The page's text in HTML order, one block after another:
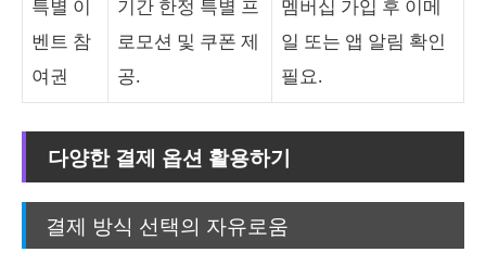
특별 이
벤트 참
여권
기간 한정 특별 프
로모션 및 쿠폰 제
공.
멤버십 가입 후 이메
일 또는 앱 알림 확인
필요.
다양한 결제 옵션 활용하기
결제 방식 선택의 자유로움